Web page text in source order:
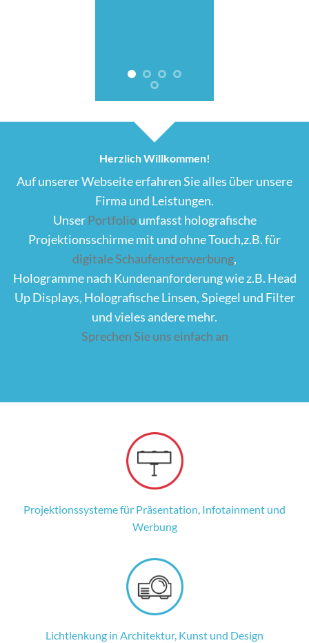
Herzlich Willkommen!
Auf unserer Webseite erfahren Sie alles über unsere
Firma und Leistungen.
UnserPortfolioumfasst holografische
Projektionsschirme mit und ohne Touch,z.B. für
digitale Schaufensterwerbung,
Hologramme nach Kundenanforderung wie z.B. Head
Up Displays, Holografische Linsen, Spiegel und Filter
und vieles andere mehr.
Sprechen Sie uns einfach an
Projektionssysteme für Präsentation, Infotainment und
Werbung
Lichtlenkung in Architektur, Kunst und Design